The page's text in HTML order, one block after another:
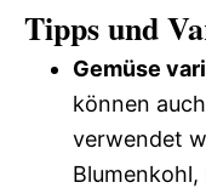
Tipps und
Gemüse
können
verwendet